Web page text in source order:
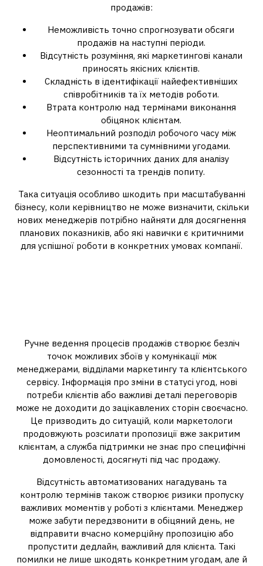
продажів:
Неможливість точно спрогнозувати обсяги
продажів на наступні періоди.
Відсутність розуміння, які маркетингові канали
приносять якісних клієнтів.
Складність в ідентифікації найефективніших
співробітників та їх методів роботи.
Втрата контролю над термінами виконання
обіцянок клієнтам.
Неоптимальний розподіл робочого часу між
перспективними та сумнівними угодами.
Відсутність історичних даних для аналізу
сезонності та трендів попиту.
Така ситуація особливо шкодить при масштабуванні
бізнесу, коли керівництво не може визначити, скільки
нових менеджерів потрібно найняти для досягнення
планових показників, або які навички є критичними
для успішної роботи в конкретних умовах компанії.
Ручне ведення процесів продажів створює безліч
точок можливих збоїв у комунікації між
менеджерами, відділами маркетингу та клієнтського
сервісу. Інформація про зміни в статусі угод, нові
потреби клієнтів або важливі деталі переговорів
може не доходити до зацікавлених сторін своєчасно.
Це призводить до ситуацій, коли маркетологи
продовжують розсилати пропозиції вже закритим
клієнтам, а служба підтримки не знає про специфічні
домовленості, досягнуті під час продажу.
Відсутність автоматизованих нагадувань та
контролю термінів також створює ризики пропуску
важливих моментів у роботі з клієнтами. Менеджер
може забути передзвонити в обіцяний день, не
відправити вчасно комерційну пропозицію або
пропустити дедлайн, важливий для клієнта. Такі
помилки не лише шкодять конкретним угодам, але й